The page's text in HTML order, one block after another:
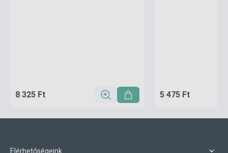
8 325 Ft 5 475 Ft
Elérhetőségeink